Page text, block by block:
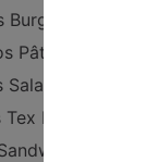
Burgers
Pâtes
Salades
Mex